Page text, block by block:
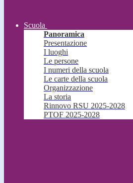
Scuola
Panoramica
Presentazione
I luoghi
Le persone
I numeri della scuola
Le carte della scuola
Organizzazione
La storia
Rinnovo RSU 2025-2028
PTOF 2025-2028